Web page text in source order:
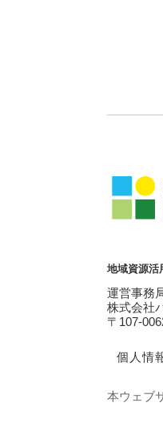
地域資源活
運営事務
株式会社
〒107-
個人情
本ウェブ